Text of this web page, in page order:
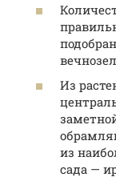
Из
из
сада —